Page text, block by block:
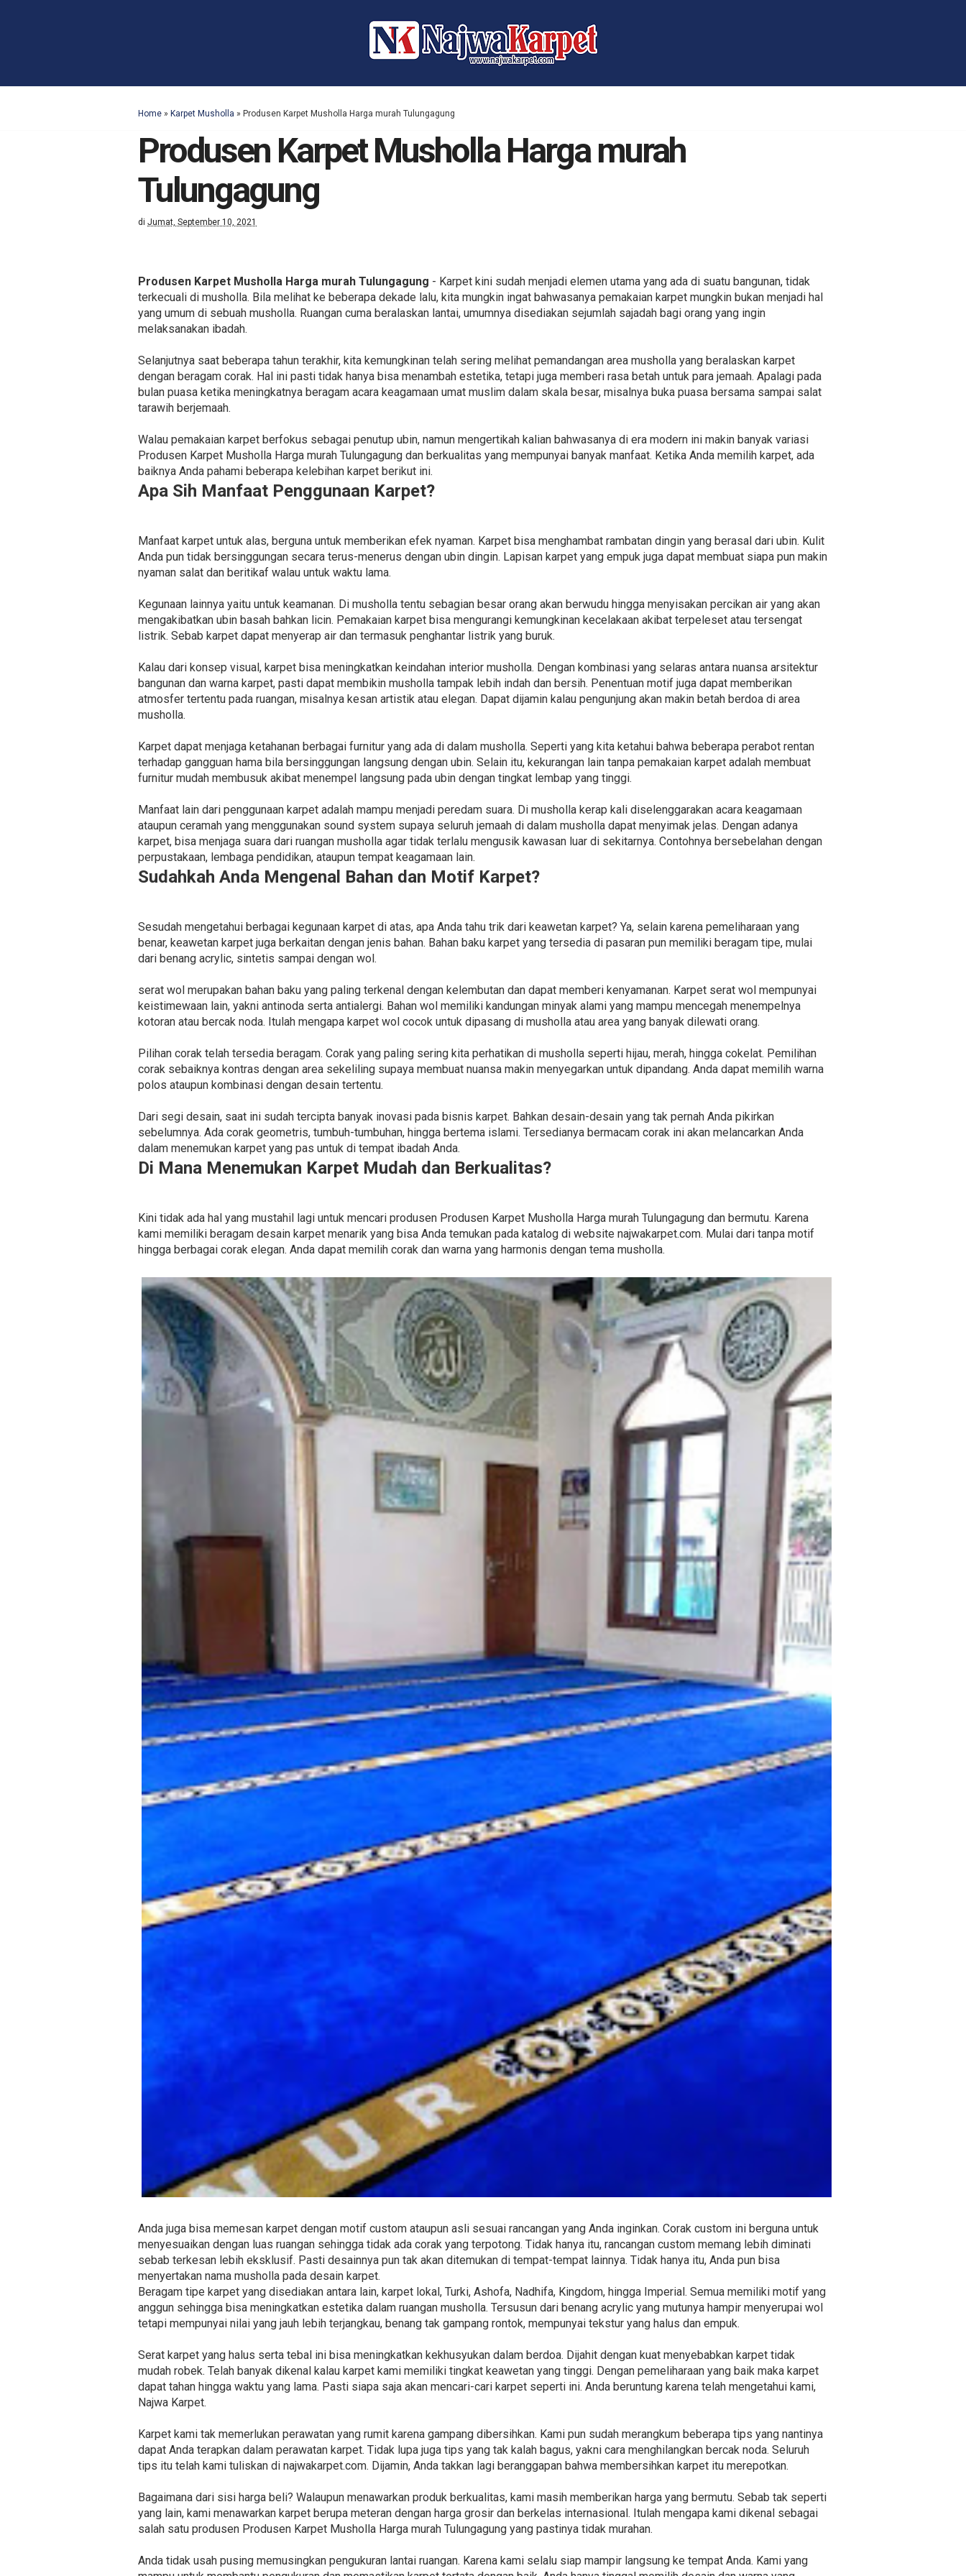
Home » Karpet Musholla » Produsen Karpet Musholla Harga murah Tulungagung
Produsen Karpet Musholla Harga murah
Tulungagung
di Jumat, September 10, 2021
Produsen Karpet Musholla Harga murah Tulungagung - Karpet kini sudah menjadi elemen utama yang ada di suatu bangunan, tidak
terkecuali di musholla. Bila melihat ke beberapa dekade lalu, kita mungkin ingat bahwasanya pemakaian karpet mungkin bukan menjadi hal
yang umum di sebuah musholla. Ruangan cuma beralaskan lantai, umumnya disediakan sejumlah sajadah bagi orang yang ingin
melaksanakan ibadah.
Selanjutnya saat beberapa tahun terakhir, kita kemungkinan telah sering melihat pemandangan area musholla yang beralaskan karpet
dengan beragam corak. Hal ini pasti tidak hanya bisa menambah estetika, tetapi juga memberi rasa betah untuk para jemaah. Apalagi pada
bulan puasa ketika meningkatnya beragam acara keagamaan umat muslim dalam skala besar, misalnya buka puasa bersama sampai salat
tarawih berjemaah.
Walau pemakaian karpet berfokus sebagai penutup ubin, namun mengertikah kalian bahwasanya di era modern ini makin banyak variasi
Produsen Karpet Musholla Harga murah Tulungagung dan berkualitas yang mempunyai banyak manfaat. Ketika Anda memilih karpet, ada
baiknya Anda pahami beberapa kelebihan karpet berikut ini.
Apa Sih Manfaat Penggunaan Karpet?
Manfaat karpet untuk alas, berguna untuk memberikan efek nyaman. Karpet bisa menghambat rambatan dingin yang berasal dari ubin. Kulit
Anda pun tidak bersinggungan secara terus-menerus dengan ubin dingin. Lapisan karpet yang empuk juga dapat membuat siapa pun makin
nyaman salat dan beritikaf walau untuk waktu lama.
Kegunaan lainnya yaitu untuk keamanan. Di musholla tentu sebagian besar orang akan berwudu hingga menyisakan percikan air yang akan
mengakibatkan ubin basah bahkan licin. Pemakaian karpet bisa mengurangi kemungkinan kecelakaan akibat terpeleset atau tersengat
listrik. Sebab karpet dapat menyerap air dan termasuk penghantar listrik yang buruk.
Kalau dari konsep visual, karpet bisa meningkatkan keindahan interior musholla. Dengan kombinasi yang selaras antara nuansa arsitektur
bangunan dan warna karpet, pasti dapat membikin musholla tampak lebih indah dan bersih. Penentuan motif juga dapat memberikan
atmosfer tertentu pada ruangan, misalnya kesan artistik atau elegan. Dapat dijamin kalau pengunjung akan makin betah berdoa di area
musholla.
Karpet dapat menjaga ketahanan berbagai furnitur yang ada di dalam musholla. Seperti yang kita ketahui bahwa beberapa perabot rentan
terhadap gangguan hama bila bersinggungan langsung dengan ubin. Selain itu, kekurangan lain tanpa pemakaian karpet adalah membuat
furnitur mudah membusuk akibat menempel langsung pada ubin dengan tingkat lembap yang tinggi.
Manfaat lain dari penggunaan karpet adalah mampu menjadi peredam suara. Di musholla kerap kali diselenggarakan acara keagamaan
ataupun ceramah yang menggunakan sound system supaya seluruh jemaah di dalam musholla dapat menyimak jelas. Dengan adanya
karpet, bisa menjaga suara dari ruangan musholla agar tidak terlalu mengusik kawasan luar di sekitarnya. Contohnya bersebelahan dengan
perpustakaan, lembaga pendidikan, ataupun tempat keagamaan lain.
Sudahkah Anda Mengenal Bahan dan Motif Karpet?
Sesudah mengetahui berbagai kegunaan karpet di atas, apa Anda tahu trik dari keawetan karpet? Ya, selain karena pemeliharaan yang
benar, keawetan karpet juga berkaitan dengan jenis bahan. Bahan baku karpet yang tersedia di pasaran pun memiliki beragam tipe, mulai
dari benang acrylic, sintetis sampai dengan wol.
serat wol merupakan bahan baku yang paling terkenal dengan kelembutan dan dapat memberi kenyamanan. Karpet serat wol mempunyai
keistimewaan lain, yakni antinoda serta antialergi. Bahan wol memiliki kandungan minyak alami yang mampu mencegah menempelnya
kotoran atau bercak noda. Itulah mengapa karpet wol cocok untuk dipasang di musholla atau area yang banyak dilewati orang.
Pilihan corak telah tersedia beragam. Corak yang paling sering kita perhatikan di musholla seperti hijau, merah, hingga cokelat. Pemilihan
corak sebaiknya kontras dengan area sekeliling supaya membuat nuansa makin menyegarkan untuk dipandang. Anda dapat memilih warna
polos ataupun kombinasi dengan desain tertentu.
Dari segi desain, saat ini sudah tercipta banyak inovasi pada bisnis karpet. Bahkan desain-desain yang tak pernah Anda pikirkan
sebelumnya. Ada corak geometris, tumbuh-tumbuhan, hingga bertema islami. Tersedianya bermacam corak ini akan melancarkan Anda
dalam menemukan karpet yang pas untuk di tempat ibadah Anda.
Di Mana Menemukan Karpet Mudah dan Berkualitas?
Kini tidak ada hal yang mustahil lagi untuk mencari produsen Produsen Karpet Musholla Harga murah Tulungagung dan bermutu. Karena
kami memiliki beragam desain karpet menarik yang bisa Anda temukan pada katalog di website najwakarpet.com. Mulai dari tanpa motif
hingga berbagai corak elegan. Anda dapat memilih corak dan warna yang harmonis dengan tema musholla.
Anda juga bisa memesan karpet dengan motif custom ataupun asli sesuai rancangan yang Anda inginkan. Corak custom ini berguna untuk
menyesuaikan dengan luas ruangan sehingga tidak ada corak yang terpotong. Tidak hanya itu, rancangan custom memang lebih diminati
sebab terkesan lebih eksklusif. Pasti desainnya pun tak akan ditemukan di tempat-tempat lainnya. Tidak hanya itu, Anda pun bisa
menyertakan nama musholla pada desain karpet.
Beragam tipe karpet yang disediakan antara lain, karpet lokal, Turki, Ashofa, Nadhifa, Kingdom, hingga Imperial. Semua memiliki motif yang
anggun sehingga bisa meningkatkan estetika dalam ruangan musholla. Tersusun dari benang acrylic yang mutunya hampir menyerupai wol
tetapi mempunyai nilai yang jauh lebih terjangkau, benang tak gampang rontok, mempunyai tekstur yang halus dan empuk.
Serat karpet yang halus serta tebal ini bisa meningkatkan kekhusyukan dalam berdoa. Dijahit dengan kuat menyebabkan karpet tidak
mudah robek. Telah banyak dikenal kalau karpet kami memiliki tingkat keawetan yang tinggi. Dengan pemeliharaan yang baik maka karpet
dapat tahan hingga waktu yang lama. Pasti siapa saja akan mencari-cari karpet seperti ini. Anda beruntung karena telah mengetahui kami,
Najwa Karpet.
Karpet kami tak memerlukan perawatan yang rumit karena gampang dibersihkan. Kami pun sudah merangkum beberapa tips yang nantinya
dapat Anda terapkan dalam perawatan karpet. Tidak lupa juga tips yang tak kalah bagus, yakni cara menghilangkan bercak noda. Seluruh
tips itu telah kami tuliskan di najwakarpet.com. Dijamin, Anda takkan lagi beranggapan bahwa membersihkan karpet itu merepotkan.
Bagaimana dari sisi harga beli? Walaupun menawarkan produk berkualitas, kami masih memberikan harga yang bermutu. Sebab tak seperti
yang lain, kami menawarkan karpet berupa meteran dengan harga grosir dan berkelas internasional. Itulah mengapa kami dikenal sebagai
salah satu produsen Produsen Karpet Musholla Harga murah Tulungagung yang pastinya tidak murahan.
Anda tidak usah pusing memusingkan pengukuran lantai ruangan. Karena kami selalu siap mampir langsung ke tempat Anda. Kami yang